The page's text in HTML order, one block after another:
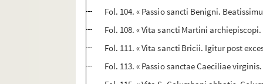
Fol. 104. « Passio sancti Benigni.
Fol. 108. « Vita sancti Martini
Fol. 111. « Vita sancti Bricii. Igitur post
Fol. 113. « Passio sanctae Caeciliae